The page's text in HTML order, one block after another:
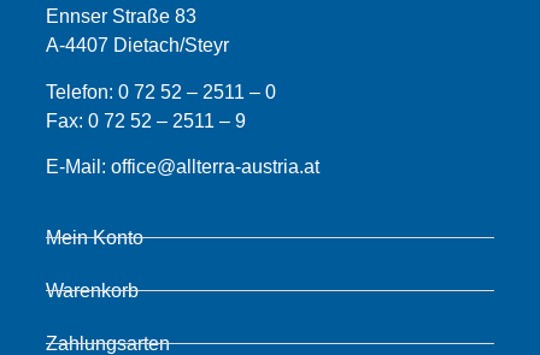
Ennser Straße 83
A-4407 Dietach/Steyr
Telefon:0 72 52 – 2511 – 0
Fax:0 72 52 – 2511 – 9
E-Mail:office@allterra-austria.at
Mein Konto
Warenkorb
Zahlungsarten